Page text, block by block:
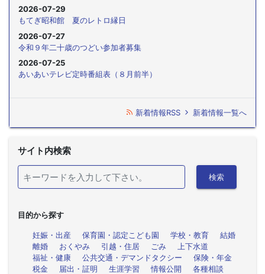
2026-07-29
もてぎ昭和館 夏のレトロ縁日
2026-07-27
令和９年二十歳のつどい参加者募集
2026-07-25
あいあいテレビ定時番組表（８月前半）
新着情報RSS 新着情報一覧へ
サイト内検索
検索
目的から探す
妊娠・出産 保育園・認定こども園 学校・教育
結婚
離婚
おくやみ 引越・住居 ごみ
上下水道
福祉・健康
公共交通・デマンドタクシー
保険・年金
税金
届出・証明 生涯学習 情報公開
各種相談